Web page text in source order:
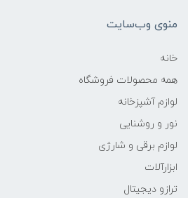
منوی وب‌سایت
خانه
همه محصولات فروشگاه
لوازم آشپزخانه
نور و روشنایی
لوازم برقی و شارژی
ابزارآلات
ترازو دیجیتال